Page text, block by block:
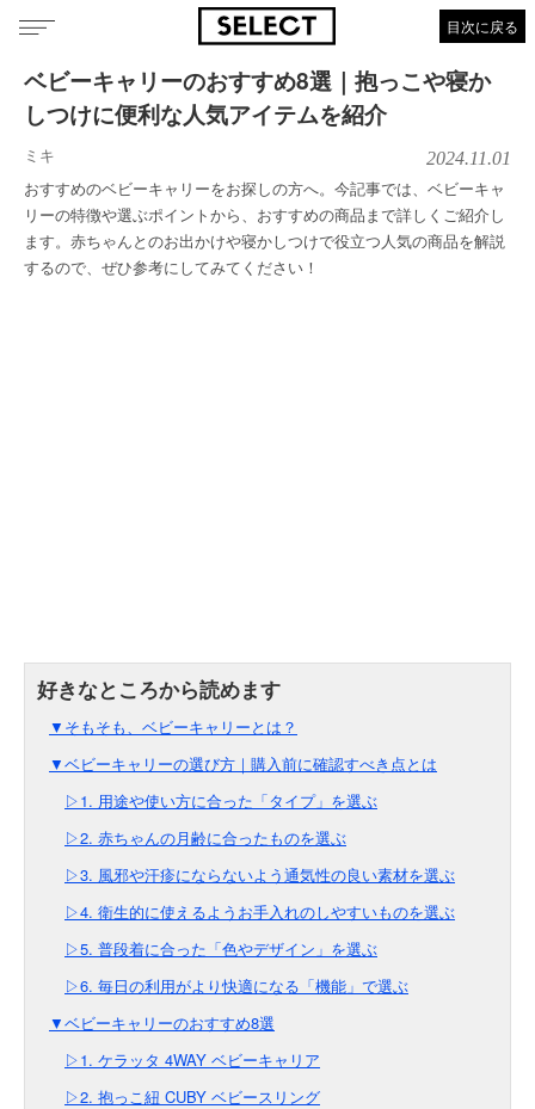
目次に戻る
ベビーキャリーのおすすめ8選｜抱っこや寝か
しつけに便利な人気アイテムを紹介
ミキ 2024.11.01
おすすめのベビーキャリーをお探しの方へ。今記事では、ベビーキャ
リーの特徴や選ぶポイントから、おすすめの商品まで詳しくご紹介し
ます。赤ちゃんとのお出かけや寝かしつけで役立つ人気の商品を解説
するので、ぜひ参考にしてみてください！
▼そもそも、ベビーキャリーとは？
▼ベビーキャリーの選び方｜購入前に確認すべき点とは
▷1. 用途や使い方に合った「タイプ」を選ぶ
▷2. 赤ちゃんの月齢に合ったものを選ぶ
▷3. 風邪や汗疹にならないよう通気性の良い素材を選ぶ
▷4. 衛生的に使えるようお手入れのしやすいものを選ぶ
▷5. 普段着に合った「色やデザイン」を選ぶ
▷6. 毎日の利用がより快適になる「機能」で選ぶ
▼ベビーキャリーのおすすめ8選
▷1. ケラッタ 4WAY ベビーキャリア
▷2. 抱っこ紐 CUBY ベビースリング